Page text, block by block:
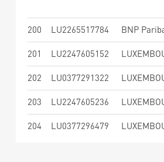
200 LU2265517784 BNP
201 LU2247605152
202 LU0377291322
203 LU2247605236
204 LU0377296479